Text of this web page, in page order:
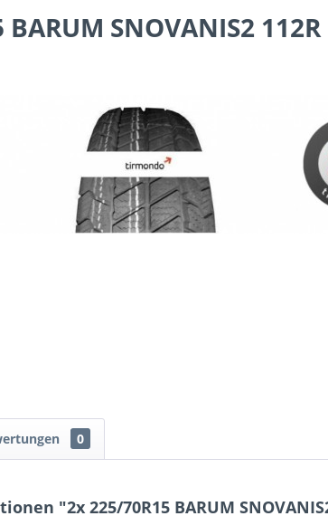
SNOVANIS2 112R
0
"2x 225/70R15 BARUM